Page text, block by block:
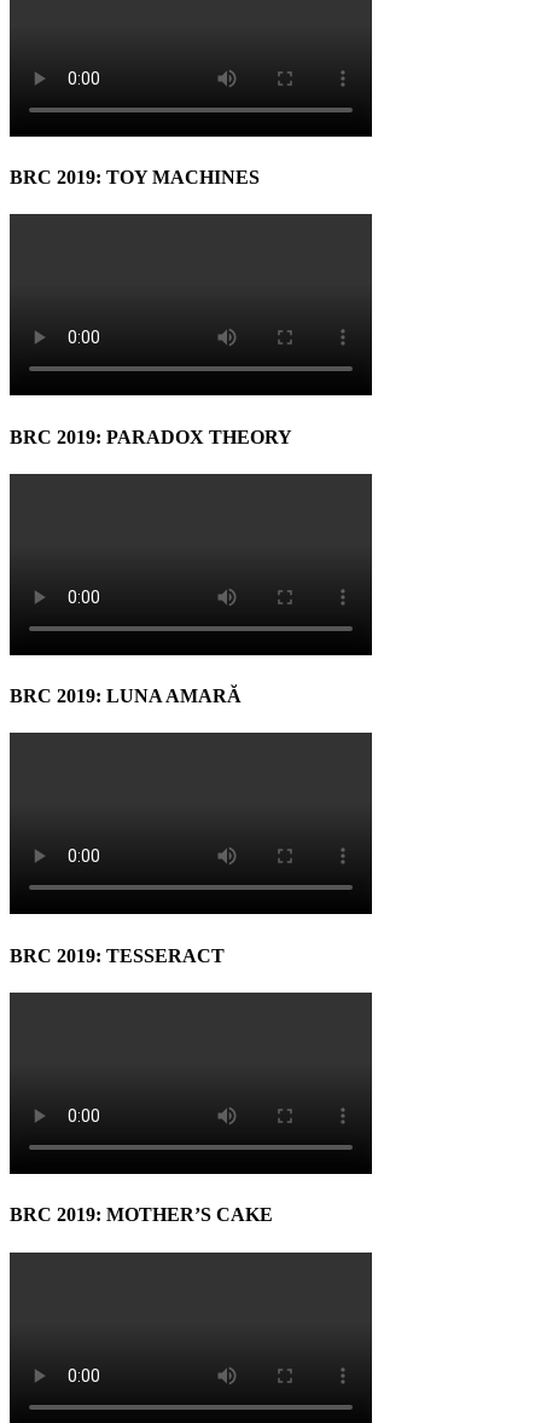
BRC 2019: TOY MACHINES
BRC 2019: PARADOX THEORY
BRC 2019: LUNA AMARĂ
BRC 2019: TESSERACT
BRC 2019: MOTHER’S CAKE